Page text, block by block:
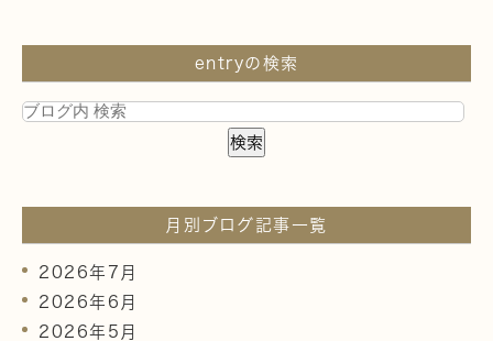
entryの検索
月別ブログ記事一覧
2026年7月
2026年6月
2026年5月